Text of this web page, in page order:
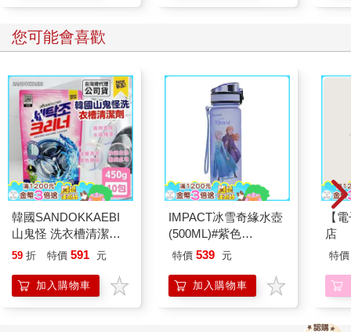
您可能會喜歡
韓國SANDOKKAEBI
山鬼怪 洗衣槽清潔劑
450公克-10包組
59 折 特價 591 元
加入購物車
IMPACT冰雪奇緣水壺
(500ML)#紫色
IMDSB01PL
特價 539 元
加入購物車
【
店
特價